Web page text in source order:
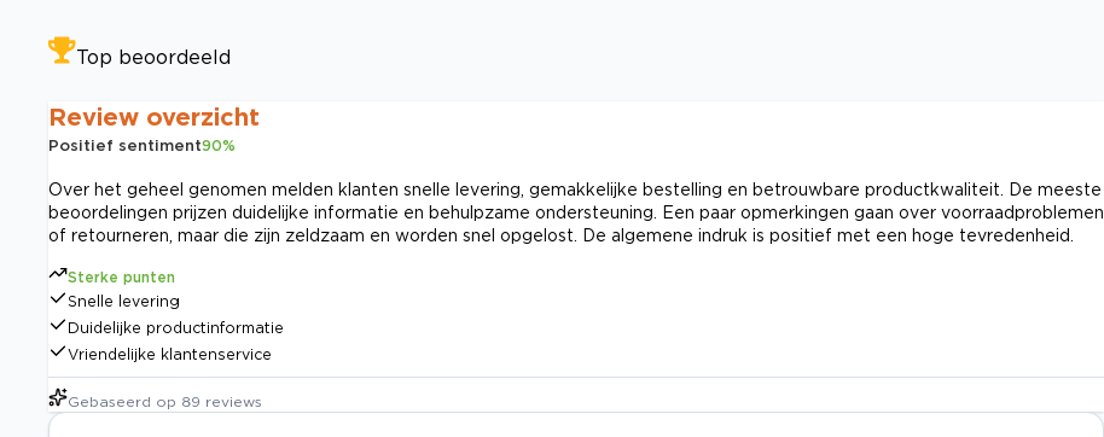
Top beoordeeld
Review overzicht
Positief sentiment90%
Over het geheel genomen melden klanten snelle levering, gemakkelijke bestelling en betrouwbare productkwaliteit. De meeste
beoordelingen prijzen duidelijke informatie en behulpzame ondersteuning. Een paar opmerkingen gaan over voorraadproblemen
of retourneren, maar die zijn zeldzaam en worden snel opgelost. De algemene indruk is positief met een hoge tevredenheid.
Sterke punten
Snelle levering
Duidelijke productinformatie
Vriendelijke klantenservice
Gebaseerd op 89 reviews